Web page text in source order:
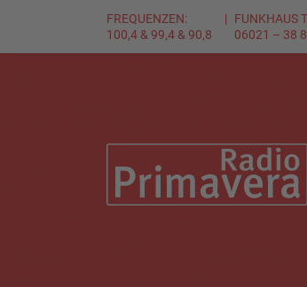
FREQUENZEN:
100,4 & 99,4 & 90,8
FUNKHAUS
06021 – 38